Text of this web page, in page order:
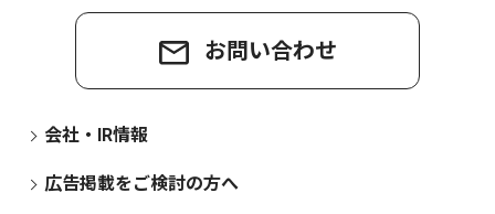
お問い合わせ
会社・IR情報
広告掲載をご検討の方へ